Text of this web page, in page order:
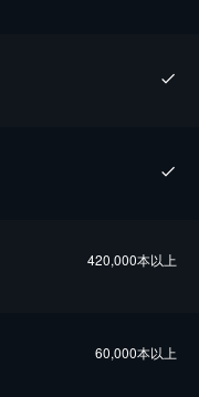
420,000本以上
60,000本以上